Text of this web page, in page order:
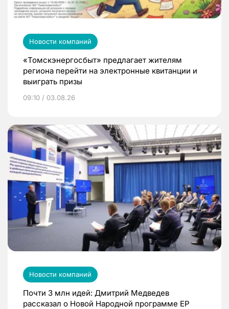
Новости компаний
«Томскэнергосбыт» предлагает жителям
региона перейти на электронные квитанции и
выиграть призы
09:10 / 03.08.26
Новости компаний
Почти 3 млн идей: Дмитрий Медведев
рассказал о Новой Народной программе ЕР